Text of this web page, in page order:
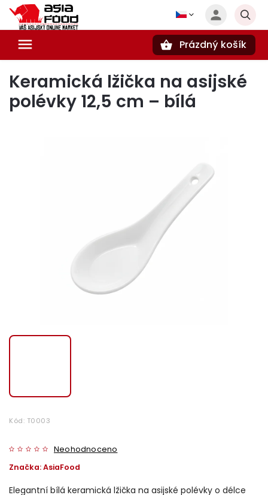
Prázdný košík
Keramická lžička na asijské
polévky 12,5 cm – bílá
Kód: T0003
Neohodnoceno
Značka:AsiaFood
Elegantní bílá keramická lžička na asijské polévky o délce